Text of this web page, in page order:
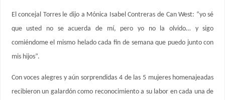
El concejal Torres le dijo a Mónica Isabel Contreras de Can West: “yo sé
que usted no se acuerda de mí, pero yo no la olvido… y sigo
comiéndome el mismo helado cada fin de semana que puedo junto con
mis hijos”.
Con voces alegres y aún sorprendidas 4 de las 5 mujeres homenajeadas
recibieron un galardón como reconocimiento a su labor en cada una de